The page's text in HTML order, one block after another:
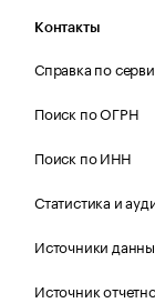
Контакты
Справка по
Поиск по ОГРН
Поиск по ИНН
Статистика и
Источники
Источник